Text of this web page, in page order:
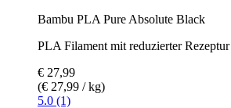
Bambu PLA Pure Absolute Black
PLA Filament mit reduzierter
€ 27,99
(€ 27,99 / kg)
5.0 (1)